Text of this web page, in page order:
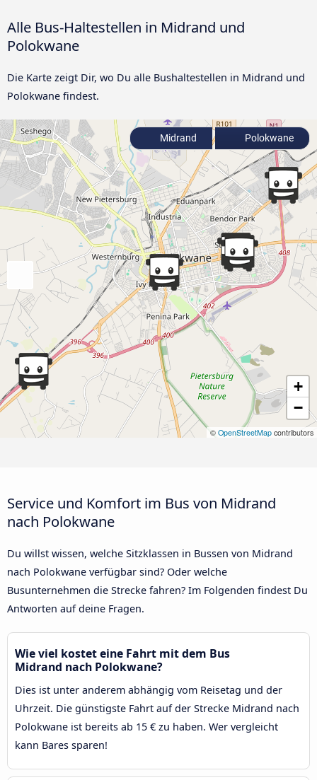
Alle Bus-Haltestellen in Midrand und
Polokwane
Die Karte zeigt Dir, wo Du alle Bushaltestellen in Midrand und
Polokwane findest.
+
−
© OpenStreetMap contributors
Midrand Polokwane
Service und Komfort im Bus von Midrand
nach Polokwane
Du willst wissen, welche Sitzklassen in Bussen von Midrand
nach Polokwane verfügbar sind? Oder welche
Busunternehmen die Strecke fahren? Im Folgenden findest Du
Antworten auf deine Fragen.
Wie viel kostet eine Fahrt mit dem Bus
Midrand nach Polokwane?
Dies ist unter anderem abhängig vom Reisetag und der
Uhrzeit. Die günstigste Fahrt auf der Strecke Midrand nach
Polokwane ist bereits ab 15 € zu haben. Wer vergleicht
kann Bares sparen!